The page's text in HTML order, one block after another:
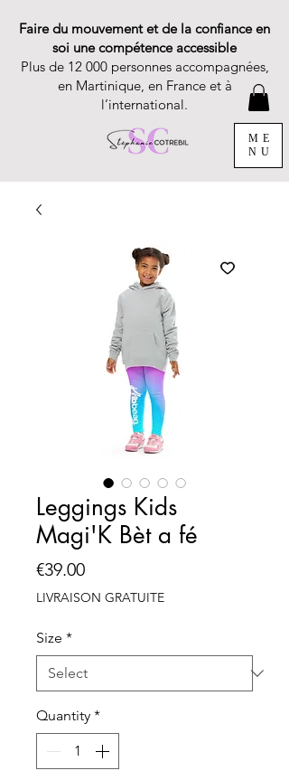
Faire du mouvement et de la confiance en
soi une compétence accessible
Plus de 12 000 personnes accompagnées,
en Martinique, en France et à
l’international.
ME
NU
Leggings Kids
Magi'K Bèt a fé
€39.00Price
LIVRAISON GRATUITE
Size *
Quantity *